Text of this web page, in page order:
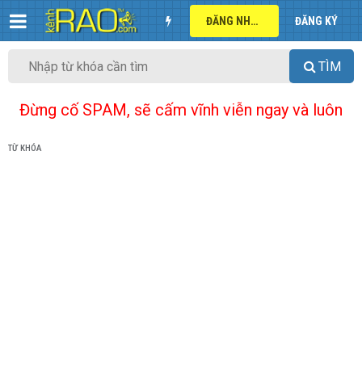
ĐĂNG NHẬP ĐĂNG KÝ
TÌM
Đừng cố SPAM, sẽ cấm vĩnh viễn ngay và luôn
TỪ KHÓA